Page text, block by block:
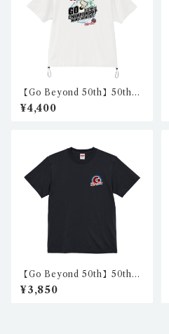
【Go Beyond 50th】50th
リラックスフィットシャツ1
（ホワイト） nkc-rft-01
¥4,400
【Go Beyond 50th】50th
ハイクオリティTシャツ2（ブ
ラック） nkc-ht-06
¥3,850